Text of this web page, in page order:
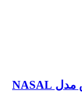
سینواش ست شستشوی بینی و سینوس مدل NASAL